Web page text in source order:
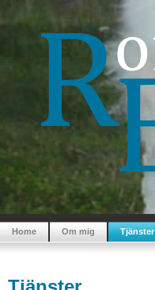
Home Om mig Tjänster